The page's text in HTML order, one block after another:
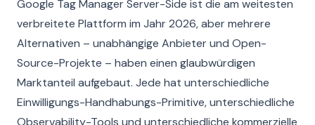
Google Tag Manager Server-Side ist die am weitesten
verbreitete Plattform im Jahr 2026, aber mehrere
Alternativen – unabhängige Anbieter und Open-
Source-Projekte – haben einen glaubwürdigen
Marktanteil aufgebaut. Jede hat unterschiedliche
Einwilligungs-Handhabungs-Primitive, unterschiedliche
Observability-Tools und unterschiedliche kommerzielle